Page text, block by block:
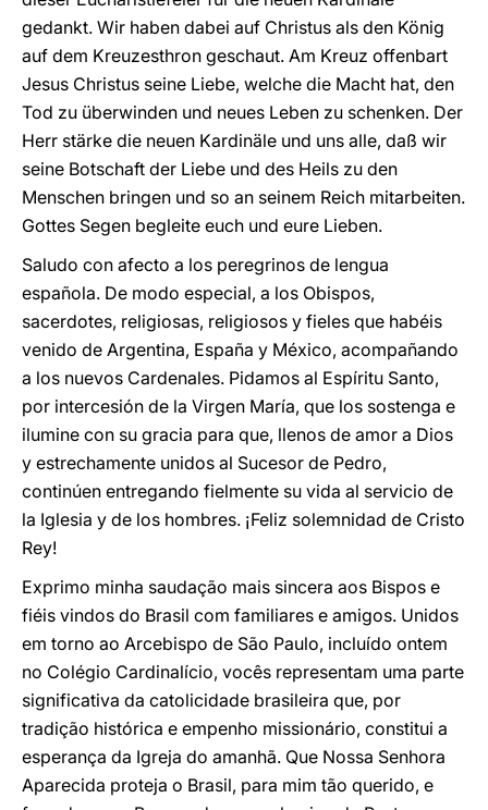
gedankt. Wir haben dabei auf Christus als den König
auf dem Kreuzesthron geschaut. Am Kreuz offenbart
Jesus Christus seine Liebe, welche die Macht hat, den
Tod zu überwinden und neues Leben zu schenken. Der
Herr stärke die neuen Kardinäle und uns alle, daß wir
seine Botschaft der Liebe und des Heils zu den
Menschen bringen und so an seinem Reich mitarbeiten.
Gottes Segen begleite euch und eure Lieben.
Saludo con afecto a los peregrinos de lengua
española. De modo especial, a los Obispos,
sacerdotes, religiosas, religiosos y fieles que habéis
venido de Argentina, España y México, acompañando
a los nuevos Cardenales. Pidamos al Espíritu Santo,
por intercesión de la Virgen María, que los sostenga e
ilumine con su gracia para que, llenos de amor a Dios
y estrechamente unidos al Sucesor de Pedro,
continúen entregando fielmente su vida al servicio de
la Iglesia y de los hombres. ¡Feliz solemnidad de Cristo
Rey!
Exprimo minha saudação mais sincera aos Bispos e
fiéis vindos do Brasil com familiares e amigos. Unidos
em torno ao Arcebispo de São Paulo, incluído ontem
no Colégio Cardinalício, vocês representam uma parte
significativa da catolicidade brasileira que, por
tradição histórica e empenho missionário, constitui a
esperança da Igreja do amanhã. Que Nossa Senhora
Aparecida proteja o Brasil, para mim tão querido, e